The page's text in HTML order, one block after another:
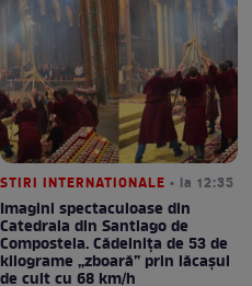
STIRI INTERNATIONALE • la 12:35
Imagini spectaculoase din
Catedrala din Santiago de
Compostela. Cădelnița de 53 de
kilograme „zboară” prin lăcașul
de cult cu 68 km/h